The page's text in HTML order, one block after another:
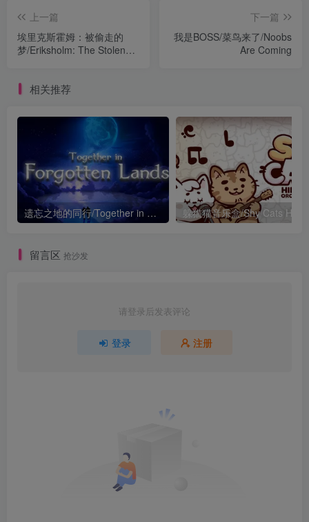
上一篇
埃里克斯霍姆：被偷走的
梦/Eriksholm: The Stolen
下一篇
我是BOSS/菜鸟来了/Noobs
Are Coming
相关推荐
遗忘之地的同行/Together in Forgotten Lands
留言区 抢沙发
请登录后发表评论
登录 注册